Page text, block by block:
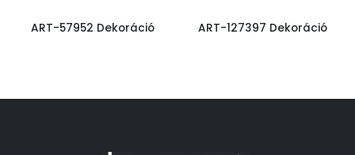
ART-57952 Dekoráció ART-127397 Dekoráció